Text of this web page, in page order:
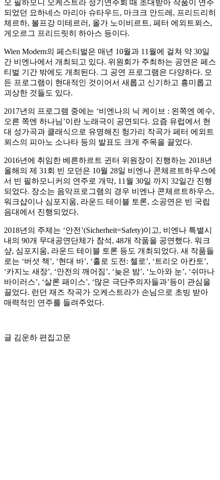
오 필하모니 오케스트라 정기연주회 때 초대받아 작품이 연주
되었던 요하네스 마리아 슈타우드, 마크크 안드레, 프리드리히
체르하, 볼프강 미테르러, 올가 노이비르트, 페터 에외트푀스,
게오르그 프리드릿히 하아스 등이다.
Wien Modern의 페스티벌은 매년 10월과 11월에 걸쳐 약 30일
간 비엔나에서 개최되고 있다. 위원회가 주최하는 공연은 페스
티벌 기간 밖에도 개최된다. 그 공연 프로그램은 다양하다. 모
든 프로그램이 현대적인 것이어서 새롭고 신기하고 흥미롭고
괴상한 것들도 있다.
2017년의 프로그램 중에는 ‘비엔나의 닉 케이브 : 왼쪽엔 예수,
오른 쪽엔 하나님’이란 노래극이 공연되다. 요즘 유럽에서 현
대 성가곡과 클래식으로 유명해진 헝가리 작곡가 페터 에외트
푀스의 피아노 소나타 등의 발표도 크게 주목을 끌었다.
2016년에 취임한 베른하르트 귄터 위원장이 진행하는 2018년
올해의 제 31회 빈 모던은 10월 28일 비엔나 콘체르트하우스에
서 빈 필하모니커의 연주로 개막, 11월 30일 까지 32일간 진행
되었다. 장소는 음악프로그램의 경우 비엔나 콘체르트하우스,
워크샵이나 심포지움, 라운드 테이블 토론, 소공연은 빈 국립
음대에서 진행되었다.
2018년의 주제는 ‘안전’(Sicherheit=Safety)이고, 비엔나 특별시
내의 90개 무대공연단체가 참석, 48개 작품을 공연했다. 워크
샾, 심포지움, 라운드 테이블 토론 등도 개최되었다. 새 작품들
로는 ‘버섯 책’, ‘현대 바’, ‘홀로 도전: 첼로’, ‘트리오 아칸토’,
‘카지노 새장’, ‘안전의 깨어짐’, ‘늦은 밤’, ‘노아와 눈’, ‘쉬마나
바이러스’, ‘살론 패이스’, ‘많은 극단주의자들과’등이 관심을
끌었다. 런던 재즈 작곡가 오케스트라가 손님으로 초빙 받아
매력적인 연주를 들려주었다.
글 김운하 편집고문